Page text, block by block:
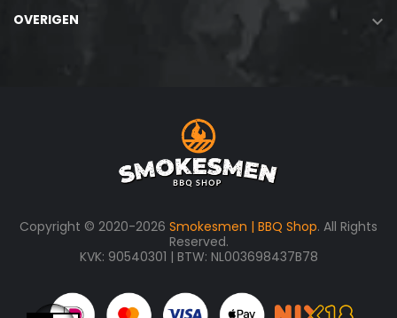
OVERIGEN 
Copyright © 2020-2026 Smokesmen | BBQ Shop. All Rights
Reserved.
KVK: 90540301 | BTW: NL003698437B78